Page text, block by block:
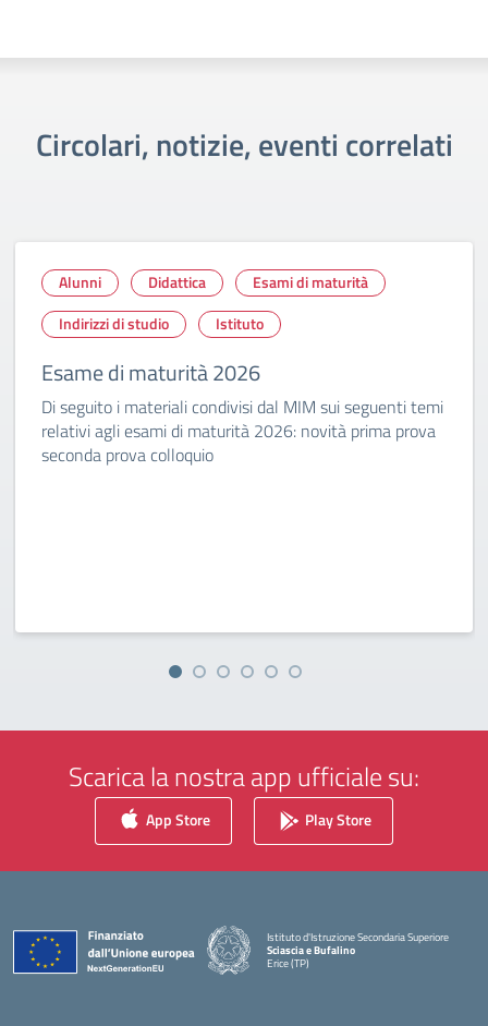
Circolari, notizie, eventi correlati
Alunni Didattica
Esami di maturità
Indirizzi di studio
Istituto
Esame di maturità 2026
Di seguito i materiali condivisi dal MIM sui seguenti temi
relativi agli esami di maturità 2026: novità prima prova
seconda prova colloquio
Scarica la nostra app ufficiale su:
App Store Play Store
Istituto d'Istruzione Secondaria Superiore
Sciascia e Bufalino
Erice (TP)